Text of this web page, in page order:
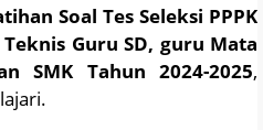
Soal Tes Seleksi PPPK
Guru SD, guru Mata
SMK Tahun 2024-2025,